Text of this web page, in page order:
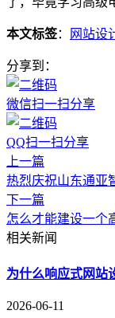
本文标签： 网站设
分享到：
微信扫一扫分享
QQ扫一扫分享
上一篇
热烈庆祝山东通亚
下一篇
怎么才能建设一个
相关新闻
为什么响应式网站
2026-06-11